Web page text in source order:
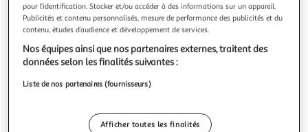
Vendu par Multishop 14,68€ 27,99€
Livraison dès 6/7 jours
4,99€
pour l’identification. Stocker et/ou accéder à des informations sur un appareil.
Publicités et contenu personnalisés, mesure de performance des publicités et du
contenu, études d’audience et développement de services.
Nos équipes ainsi que nos partenaires externes, traitent des
données selon les finalités suivantes :
Liste de nos partenaires (fournisseurs)
Afficher toutes les finalités